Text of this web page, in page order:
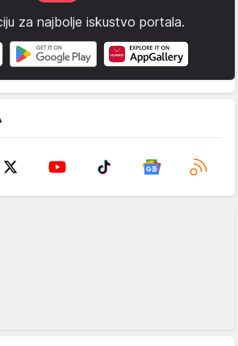
za najbolje iskustvo portala.